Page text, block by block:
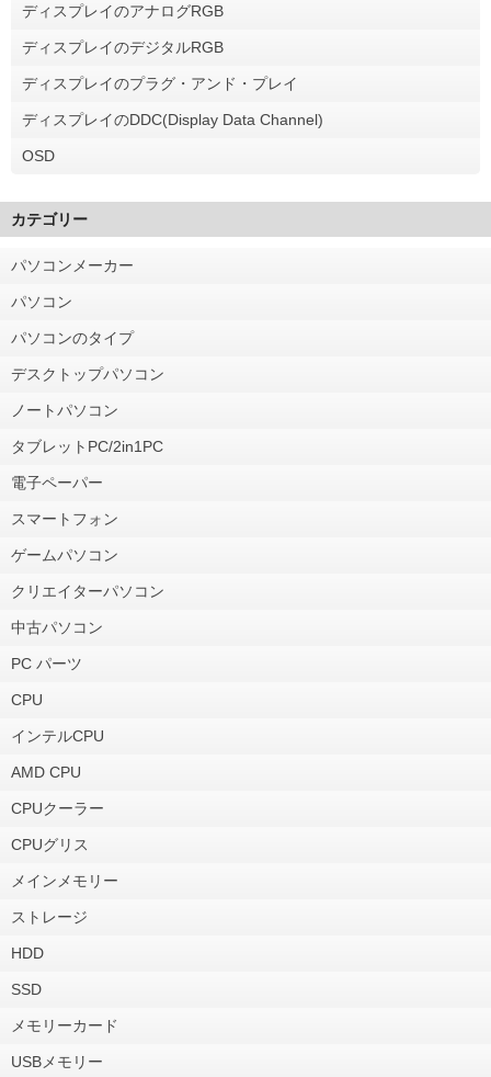
ディスプレイのアナログRGB
ディスプレイのデジタルRGB
ディスプレイのプラグ・アンド・プレイ
ディスプレイのDDC(Display Data Channel)
OSD
カテゴリー
パソコンメーカー
パソコン
パソコンのタイプ
デスクトップパソコン
ノートパソコン
タブレットPC/2in1PC
電子ペーパー
スマートフォン
ゲームパソコン
クリエイターパソコン
中古パソコン
PC パーツ
CPU
インテルCPU
AMD CPU
CPUクーラー
CPUグリス
メインメモリー
ストレージ
HDD
SSD
メモリーカード
USBメモリー